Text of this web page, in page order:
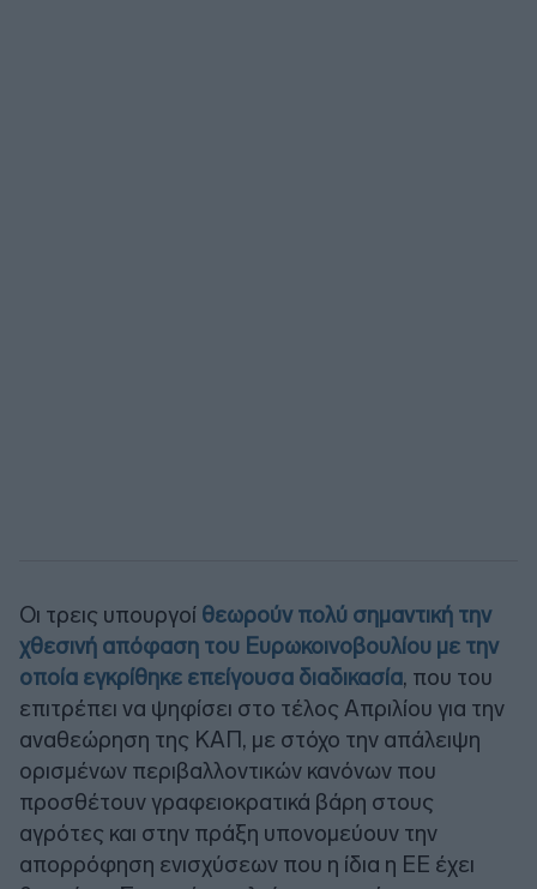
Οι τρεις υπουργοί θεωρούν πολύ σημαντική την
χθεσινή απόφαση του Ευρωκοινοβουλίου με την
οποία εγκρίθηκε επείγουσα διαδικασία, που του
επιτρέπει να ψηφίσει στο τέλος Απριλίου για την
αναθεώρηση της ΚΑΠ, με στόχο την απάλειψη
ορισμένων περιβαλλοντικών κανόνων που
προσθέτουν γραφειοκρατικά βάρη στους
αγρότες και στην πράξη υπονομεύουν την
απορρόφηση ενισχύσεων που η ίδια η ΕΕ έχει